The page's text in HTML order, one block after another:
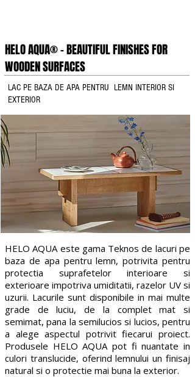
HELO AQUA® - BEAUTIFUL FINISHES FOR
WOODEN SURFACES​
LAC PE BAZA DE APA PENTRU LEMN INTERIOR SI
EXTERIOR
HELO AQUA este gama Teknos de lacuri pe
baza de apa pentru lemn, potrivita pentru
protectia suprafetelor interioare si
exterioare impotriva umiditatii, razelor UV si
uzurii. Lacurile sunt disponibile in mai multe
grade de luciu, de la complet mat si
semimat, pana la semilucios si lucios, pentru
a alege aspectul potrivit fiecarui proiect.
Produsele HELO AQUA pot fi nuantate in
culori translucide, oferind lemnului un finisaj
natural si o protectie mai buna la exterior.